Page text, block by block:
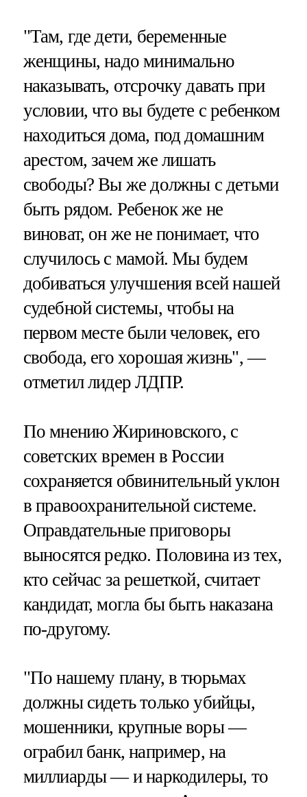
"Там, где дети, беременные
женщины, надо минимально
наказывать, отсрочку давать при
условии, что вы будете с ребенком
находиться дома, под домашним
арестом, зачем же лишать
свободы? Вы же должны с детьми
быть рядом. Ребенок же не
виноват, он же не понимает, что
случилось с мамой. Мы будем
добиваться улучшения всей нашей
судебной системы, чтобы на
первом месте были человек, его
свобода, его хорошая жизнь", —
отметил лидер ЛДПР.
По мнению Жириновского, с
советских времен в России
сохраняется обвинительный уклон
в правоохранительной системе.
Оправдательные приговоры
выносятся редко. Половина из тех,
кто сейчас за решеткой, считает
кандидат, могла бы быть наказана
по-другому.
"По нашему плану, в тюрьмах
должны сидеть только убийцы,
мошенники, крупные воры —
ограбил банк, например, на
миллиарды — и наркодилеры, то